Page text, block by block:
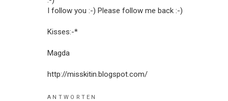
I follow you :-) Please follow me back :-)
Kisses:-*
Magda
http://misskitin.blogspot.com/
ANTWORTEN